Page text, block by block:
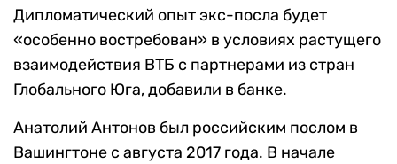
Дипломатический опыт экс-посла будет
«особенно востребован» в условиях растущего
взаимодействия ВТБ с партнерами из стран
Глобального Юга, добавили в банке.
Анатолий Антонов был российским послом в
Вашингтоне с августа 2017 года. В начале